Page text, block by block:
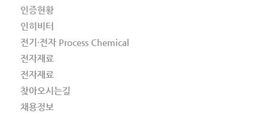
인증현황
인히비터
전기·전자 Process Chemical
전자재료
전자재료
찾아오시는길
채용정보